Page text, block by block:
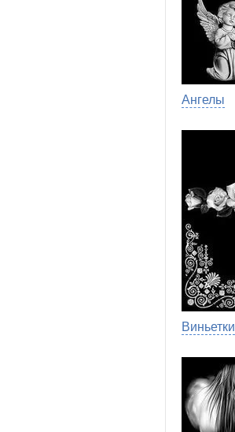
Ангелы
Виньетки